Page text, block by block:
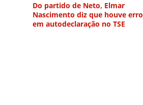
Do partido de Neto, Elmar
Nascimento diz que houve erro
em autodeclaração no TSE